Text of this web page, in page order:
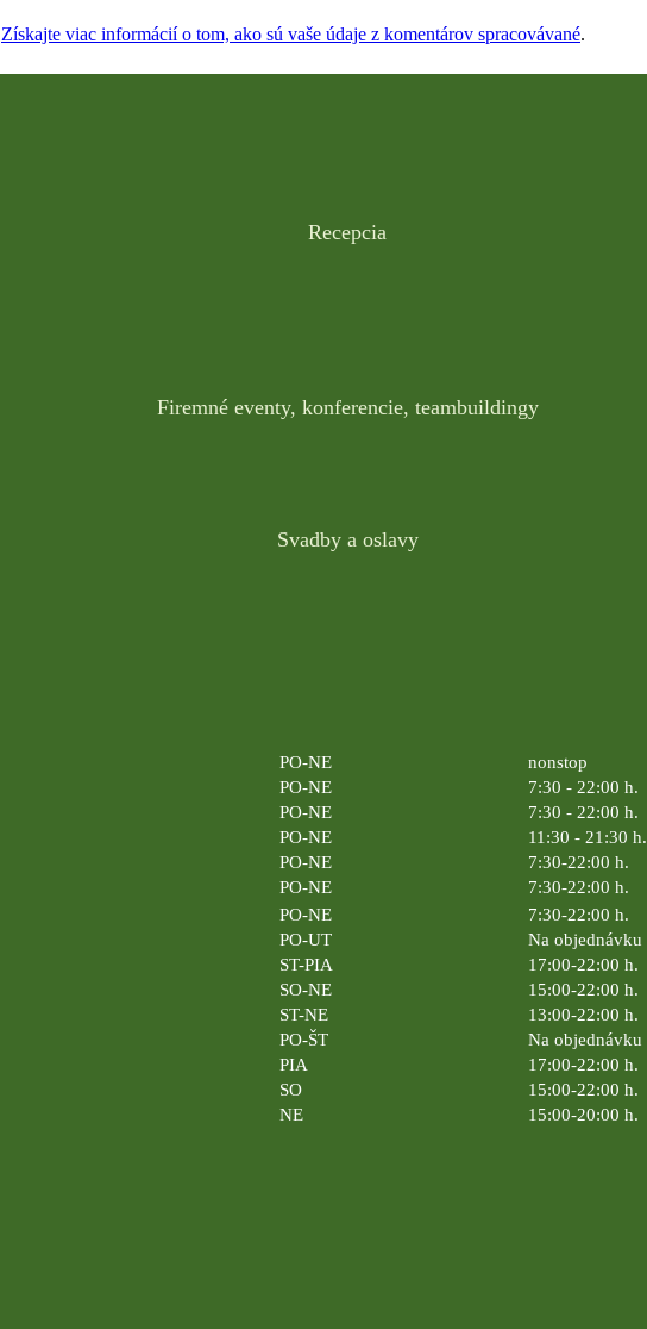
Získajte viac informácií o tom, ako sú vaše údaje z komentárov spracovávané.
Recepcia
Firemné eventy, konferencie, teambuildingy
Svadby a oslavy
PO-NE
nonstop
PO-NE
7:30 - 22:00 h.
PO-NE
7:30 - 22:00 h.
PO-NE
11:30 - 21:30 h.
PO-NE
7:30-22:00 h.
PO-NE
7:30-22:00 h.
PO-NE
7:30-22:00 h.
PO-UT
Na objednávku
ST-PIA
17:00-22:00 h.
SO-NE
15:00-22:00 h.
ST-NE
13:00-22:00 h.
PO-ŠT
Na objednávku
PIA
17:00-22:00 h.
SO
15:00-22:00 h.
NE
15:00-20:00 h.